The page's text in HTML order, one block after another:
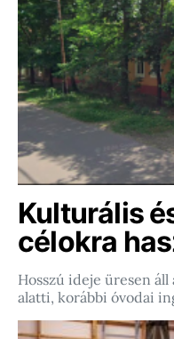
Kulturális
célokra
Hosszú ideje üresen áll
alatti, korábbi óvodai